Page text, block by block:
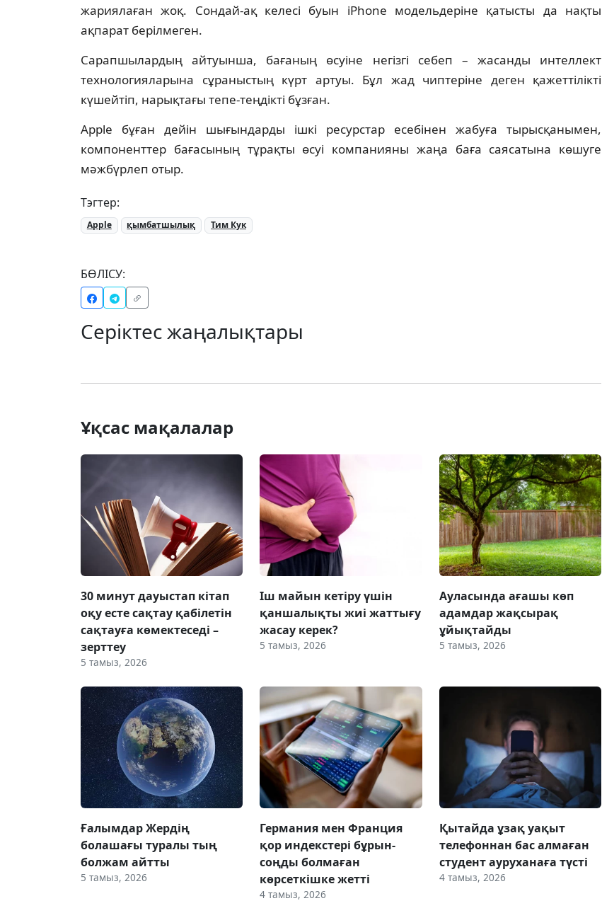
жариялаған жоқ. Сондай-ақ келесі буын iPhone модельдеріне қатысты да нақты
ақпарат берілмеген.
Сарапшылардың айтуынша, бағаның өсуіне негізгі себеп – жасанды интеллект
технологияларына сұраныстың күрт артуы. Бұл жад чиптеріне деген қажеттілікті
күшейтіп, нарықтағы тепе-теңдікті бұзған.
Apple бұған дейін шығындарды ішкі ресурстар есебінен жабуға тырысқанымен,
компоненттер бағасының тұрақты өсуі компанияны жаңа баға саясатына көшуге
мәжбүрлеп отыр.
Тэгтер:
Apple қымбатшылық Тим Кук
БӨЛІСУ:
Серіктес жаңалықтары
Ұқсас мақалалар
30 минут дауыстап кітап
оқу есте сақтау қабілетін
сақтауға көмектеседі –
зерттеу
5 тамыз, 2026
Іш майын кетіру үшін
қаншалықты жиі жаттығу
жасау керек?
5 тамыз, 2026
Ауласында ағашы көп
адамдар жақсырақ
ұйықтайды
5 тамыз, 2026
Ғалымдар Жердің
болашағы туралы тың
болжам айтты
5 тамыз, 2026
Германия мен Франция
қор индекстері бұрын-
соңды болмаған
көрсеткішке жетті
4 тамыз, 2026
Қытайда ұзақ уақыт
телефоннан бас алмаған
студент ауруханаға түсті
4 тамыз, 2026